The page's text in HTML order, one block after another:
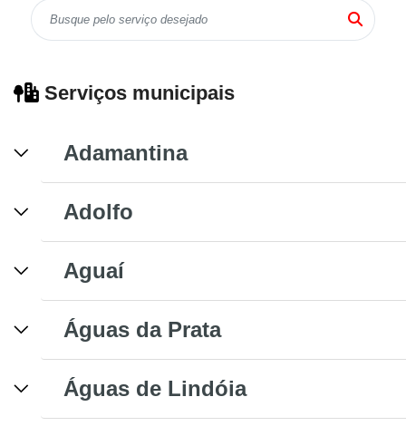
Serviços municipais
Adamantina
Adolfo
Aguaí
Águas da Prata
Águas de Lindóia